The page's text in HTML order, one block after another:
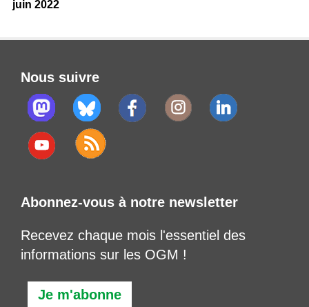
juin 2022
Nous suivre
Abonnez-vous à notre newsletter
Recevez chaque mois l'essentiel des
informations sur les OGM !
Je m'abonne